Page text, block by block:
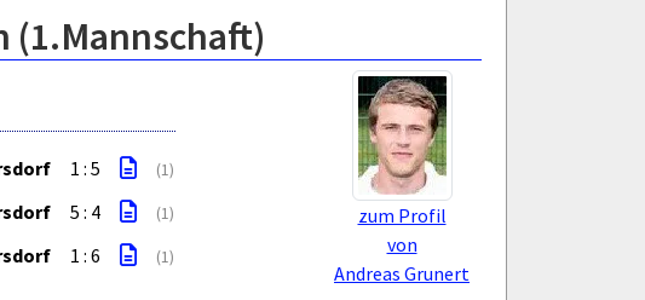
(1.Mannschaft)
zum Profil
von
Andreas Grunert
1 : 5 (1)
5 : 4 (1)
1 : 6 (1)